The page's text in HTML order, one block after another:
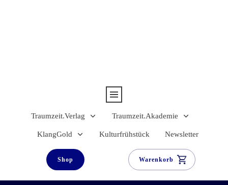
Traumzeit.Verlag Traumzeit.Akademie
KlangGold Kulturfrühstück Newsletter
Shop Warenkorb